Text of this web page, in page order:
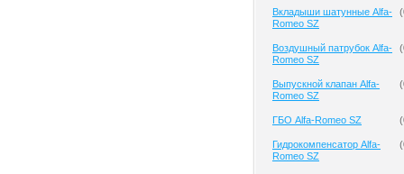
Вкладыши шатунные Alfa-
Romeo SZ
(
Воздушный патрубок Alfa-
Romeo SZ
(
Выпускной клапан Alfa-
Romeo SZ
(
ГБО Alfa-Romeo SZ (
Гидрокомпенсатор Alfa-
Romeo SZ
(